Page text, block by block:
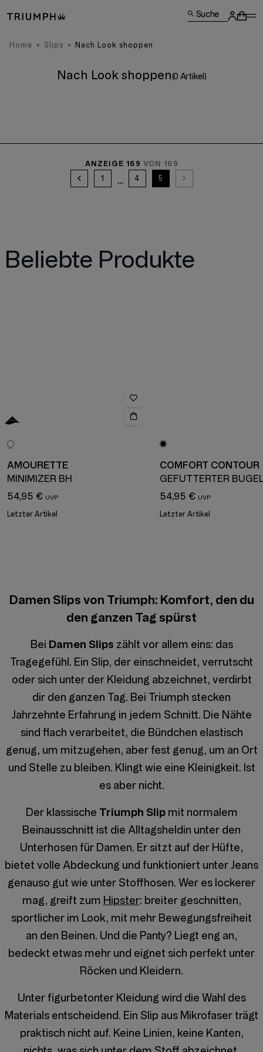
Suche
Home Slips Nach Look shoppen
Nach Look shoppen(0 Artikel)
ANZEIGE 169 VON 169
1
4 5
Beliebte Produkte
AMOURETTE
MINIMIZER BH
54,95 €
Letzter Artikel
COMFORT CONTOUR
54,95 €
Letzter Artikel
Damen Slips von Triumph: Komfort, den du
den ganzen Tag spürst
Bei Damen Slips zählt vor allem eins: das
Tragegefühl. Ein Slip, der einschneidet, verrutscht
oder sich unter der Kleidung abzeichnet, verdirbt
dir den ganzen Tag. Bei Triumph stecken
Jahrzehnte Erfahrung in jedem Schnitt. Die Nähte
sind flach verarbeitet, die Bündchen elastisch
genug, um mitzugehen, aber fest genug, um an Ort
und Stelle zu bleiben. Klingt wie eine Kleinigkeit. Ist
es aber nicht.
Der klassische Triumph Slipmit normalem
Beinausschnitt ist die Alltagsheldin unter den
Unterhosen für Damen. Er sitzt auf der Hüfte,
bietet volle Abdeckung und funktioniert unter Jeans
genauso gut wie unter Stoffhosen. Wer es lockerer
mag, greift zum Hipster: breiter geschnitten,
sportlicher im Look, mit mehr Bewegungsfreiheit
an den Beinen. Und die Panty? Liegt eng an,
bedeckt etwas mehr und eignet sich perfekt unter
Röcken und Kleidern.
Unter figurbetonter Kleidung wird die Wahl des
Materials entscheidend. Ein Slip aus Mikrofaser trägt
praktisch nicht auf. Keine Linien, keine Kanten,